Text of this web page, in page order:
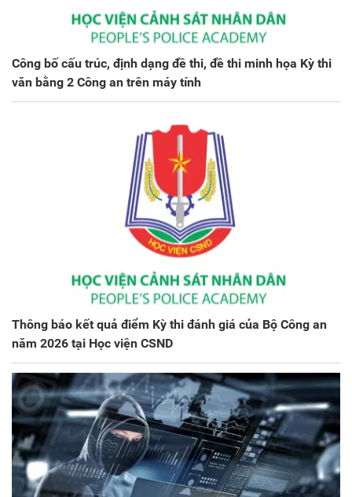
Công bố cấu trúc, định dạng đề thi, đề thi minh họa Kỳ thi
văn bằng 2 Công an trên máy tính
Thông báo kết quả điểm Kỳ thi đánh giá của Bộ Công an
năm 2026 tại Học viện CSND